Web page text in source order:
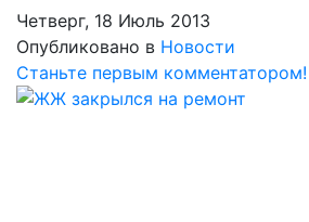
Четверг, 18 Июль 2013
Опубликовано в Новости
Станьте первым комментатором!